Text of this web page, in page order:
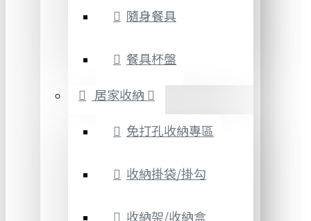
隨身餐具
餐具杯盤
居家收納
免打孔收納專區
收納掛袋/掛勾
收納架/收納盒